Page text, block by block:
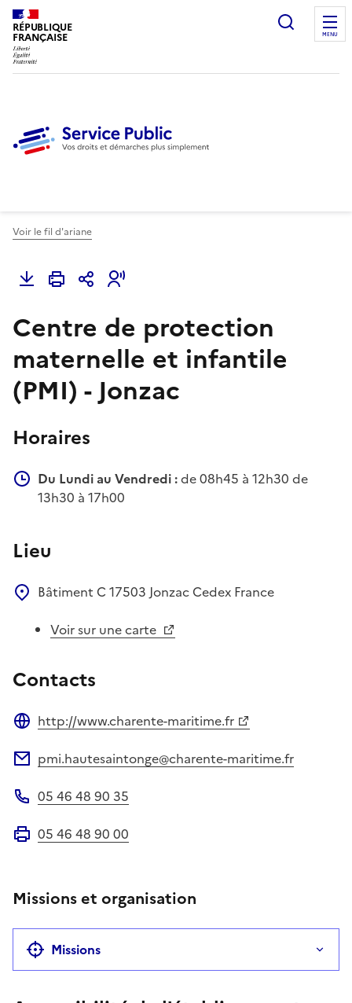
RÉPUBLIQUE
FRANÇAISE
Ouvrir
MENU
Voir le fil d'ariane
Centre de protection
maternelle et infantile
(PMI) - Jonzac
Horaires
Du Lundi au Vendredi :de 08h45 à 12h30 de
13h30 à 17h00
Lieu
Bâtiment C17503 Jonzac Cedex France
Voir sur une carte
Contacts
http://www.charente-maritime.fr
pmi.hautesaintonge@charente-maritime.fr
05 46 48 90 35
05 46 48 90 00
Missions et organisation
Missions